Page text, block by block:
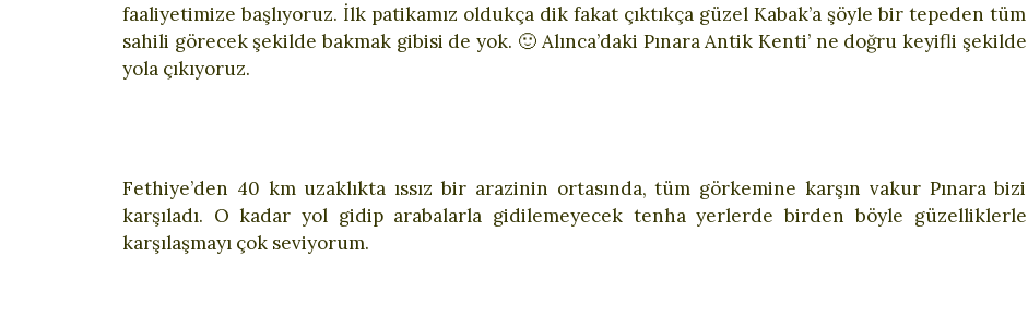
faaliyetimize başlıyoruz. İlk patikamız oldukça dik fakat çıktıkça güzel Kabak’a şöyle bir tepeden tüm
sahili görecek şekilde bakmak gibisi de yok. 🙂 Alınca’daki Pınara Antik Kenti’ ne doğru keyifli şekilde
yola çıkıyoruz.
Fethiye’den 40 km uzaklıkta ıssız bir arazinin ortasında, tüm görkemine karşın vakur Pınara bizi
karşıladı. O kadar yol gidip arabalarla gidilemeyecek tenha yerlerde birden böyle güzelliklerle
karşılaşmayı çok seviyorum.